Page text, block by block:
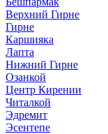
Верхний Гирне
Гирне
Каршияка
Лапта
Нижний Гирне
Озанкой
Центр Кирении
Читалкой
Эдремит
Эсентепе